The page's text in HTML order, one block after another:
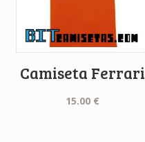
Camiseta Ferrari
15.00 €